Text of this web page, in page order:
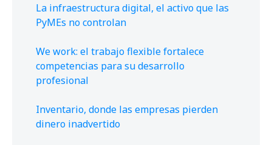
La infraestructura digital, el activo que las
PyMEs no controlan
We work: el trabajo flexible fortalece
competencias para su desarrollo
profesional
Inventario, donde las empresas pierden
dinero inadvertido